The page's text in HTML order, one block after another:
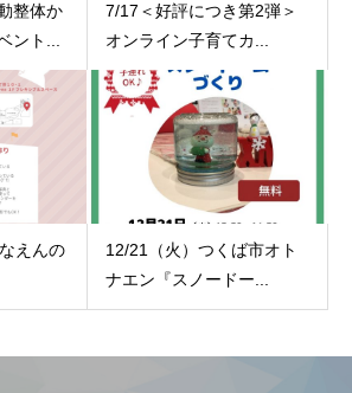
整体か
ント...
7/17＜好評につき第2弾＞
オンライン子育てカ...
えんの
12/21（火）つくば市オト
ナエン『スノードー...